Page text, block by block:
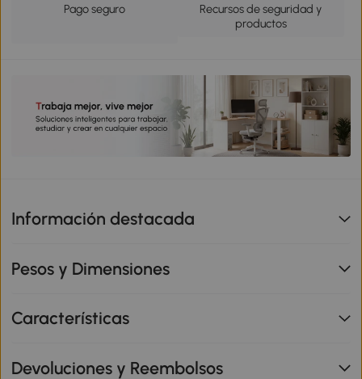
Pago seguro
Recursos de seguridad y
productos
Información destacada
Pesos y Dimensiones
Características
Devoluciones y Reembolsos